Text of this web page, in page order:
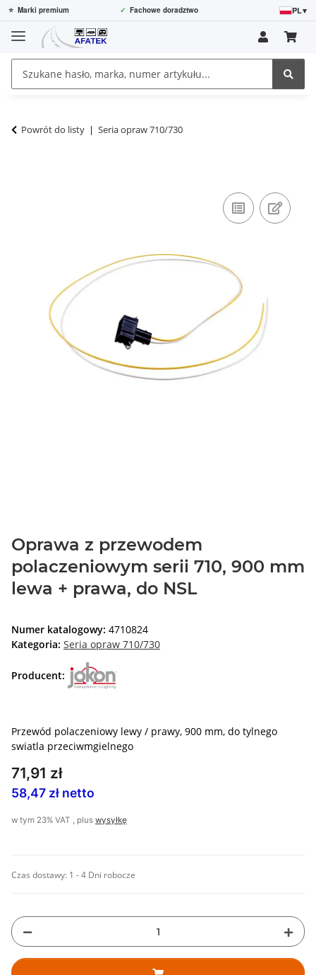
⭐ Marki premium ✓ Fachowe doradztwo PL▾
Powrót do listy Seria opraw 710/730
Oprawa z przewodem
polaczeniowym serii 710, 900 mm
lewa + prawa, do NSL
Numer katalogowy: 4710824
Kategoria: Seria opraw 710/730
Producent:
Przewód polaczeniowy lewy / prawy, 900 mm, do tylnego
swiatla przeciwmgielnego
71,91 zł
58,47 zł netto
w tym 23% VAT , plus wysyłkę
Czas dostawy: 1 - 4 Dni robocze